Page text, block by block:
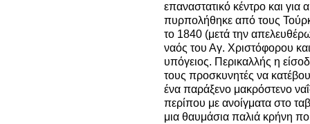
επαναστατικό κέντρο και για
πυρπολήθηκε από τους
το 1840 (μετά την
ναός του Αγ. Χριστόφορου
υπόγειος. Περικαλλής η
τους προσκυνητές να
ένα παράξενο μακρόστενο
περίπου με ανοίγματα στο
μια θαυμάσια παλιά κρήνη